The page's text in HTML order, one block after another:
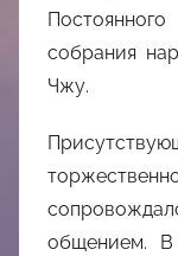
собрания
Чжу.
общением. В